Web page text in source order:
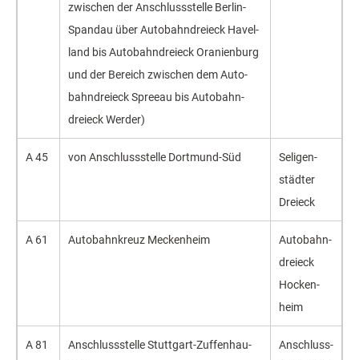
zwi­schen der An­schluss­stel­le Ber­lin-
Span­dau ü­ber Auto­bahn­drei­eck Ha­vel­
land bis Auto­bahn­drei­eck Ora­nien­burg
und der Be­reich zwi­schen dem Auto­
bahn­drei­eck Spree­au bis Auto­bahn­
drei­eck Wer­der)
A 45 von An­schluss­stel­le Dort­mund-Süd
Se­li­gen­
städt­er
Drei­eck
A 61 Auto­bahn­kreuz Me­cken­heim
Auto­bahn­
drei­eck
Ho­cken­
heim
A 81
An­schluss­stel­le Stutt­gart-Zuf­fen­hau­
An­schluss­